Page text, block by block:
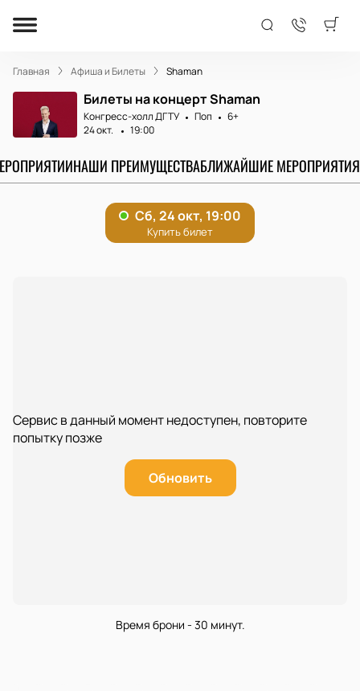
Главная Афиша и Билеты Shaman
Билеты на концерт Shaman
Конгресс-холл ДГТУ Поп
6+
24 окт.
19:00
НАШИ ПРЕИМУЩЕСТВАБЛИЖАЙШИЕ МЕРОПРИЯТИЯ
Сервис в данный момент недоступен, повторите
попытку позже
Обновить
Время брони - 30 минут.